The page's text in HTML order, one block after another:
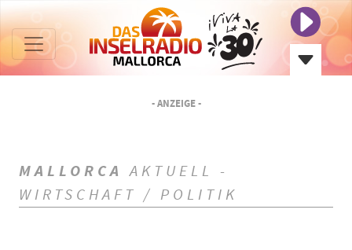
- ANZEIGE -
MALLORCA AKTUELL -
WIRTSCHAFT / POLITIK